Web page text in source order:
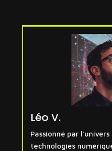
Léo V.
Passionné par
technologies